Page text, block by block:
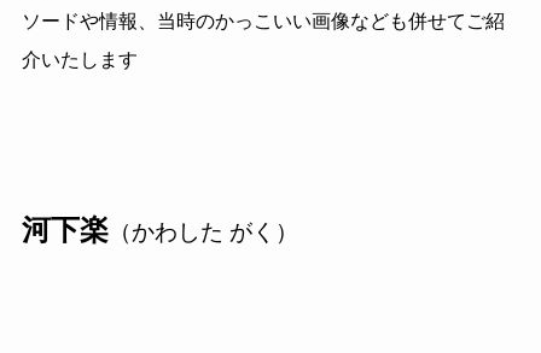
ソードや情報、当時のかっこいい画像なども併せてご紹
介いたします
河下楽（かわした がく）